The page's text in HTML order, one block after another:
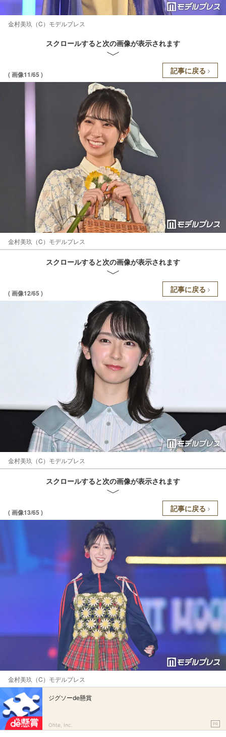
金村美玖（C）モデルプレス
スクロールすると次の画像が表示されます
( 画像11/65 ) 記事に戻る
金村美玖（C）モデルプレス
スクロールすると次の画像が表示されます
( 画像12/65 ) 記事に戻る
金村美玖（C）モデルプレス
スクロールすると次の画像が表示されます
( 画像13/65 ) 記事に戻る
金村美玖（C）モデルプレス
ジグソーde懸賞
Ohte, Inc. PR